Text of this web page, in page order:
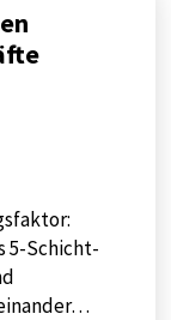
5-Schicht-